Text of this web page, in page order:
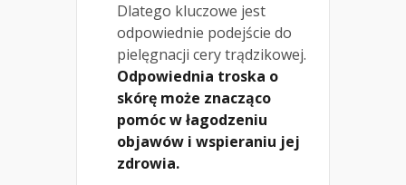
Dlatego kluczowe jest
odpowiednie podejście do
pielęgnacji cery trądzikowej.
Odpowiednia troska o
skórę może znacząco
pomóc w łagodzeniu
objawów i wspieraniu jej
zdrowia.